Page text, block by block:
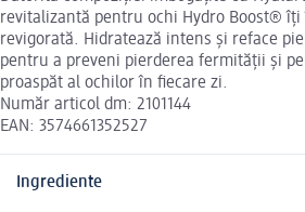
revitalizantă pentru ochi Hydro Boost® îţi
revigorată. Hidratează intens și reface
pentru a preveni pierderea fermităţii şi
proaspăt al ochilor în fiecare zi.
Număr articol dm: 2101144
EAN: 3574661352527
Ingrediente